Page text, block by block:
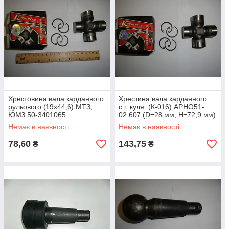
Хрестовина вала карданного
рульового (19х44,6) МТЗ,
ЮМЗ 50-3401065
Немає в наявності
78,60 ₴
Хрестина вала карданного
с.г. куля. (К-016) АР.НО51-
02.607 (D=28 мм, H=72,9 мм)
Немає в наявності
143,75 ₴